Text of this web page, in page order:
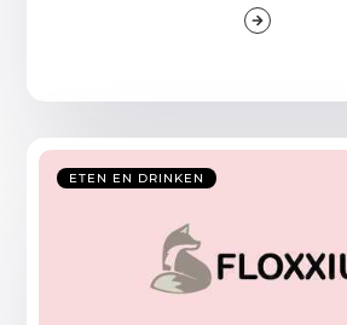
ETEN EN DRINKEN